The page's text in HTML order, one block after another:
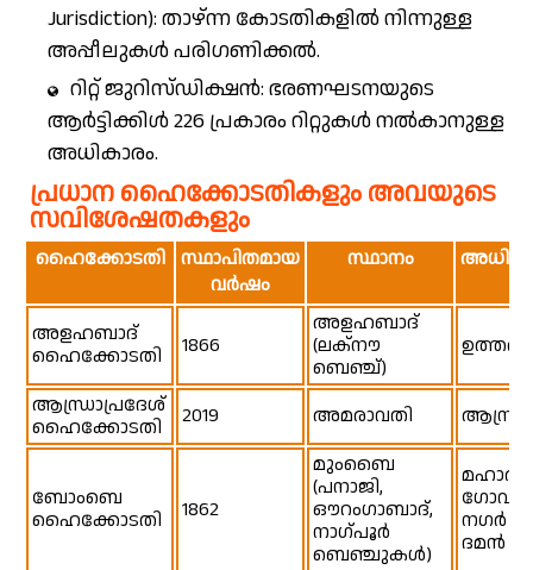
Jurisdiction): താഴ്ന്ന കോടതികളിൽ നിന്നുള്ള
അപ്പീലുകൾ പരിഗണിക്കൽ.
റിറ്റ് ജുറിസ്ഡിക്ഷൻ: ഭരണഘടനയുടെ
ആർട്ടിക്കിൾ 226 പ്രകാരം റിറ്റുകൾ നൽകാനുള്ള
അധികാരം.
പ്രധാന ഹൈക്കോടതികളും അവയുടെ
സവിശേഷതകളും
ഹൈക്കോടതി സ്ഥാപിതമായ
വർഷം
സ്ഥാനം
അളഹബാദ്
ഹൈക്കോടതി
1866
അളഹബാദ്
(ലക്നൗ
ബെഞ്ച്)
ആന്ധ്രാപ്രദേശ്
ഹൈക്കോടതി
2019 അമരാവതി
ബോംബെ
ഹൈക്കോടതി
1862
മുംബൈ
(പനാജി,
ഔറംഗാബാദ്,
നാഗ്പൂർ
ബെഞ്ചുകൾ)
ഗോവ,
നഗർ
ദമൻ &